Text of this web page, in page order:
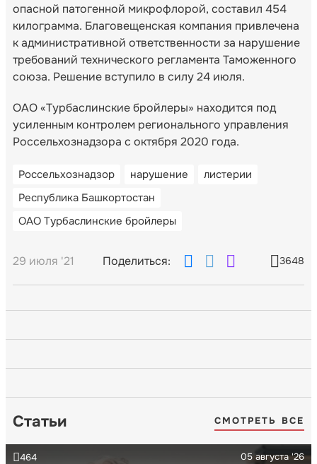
опасной патогенной микрофлорой, составил 454
килограмма. Благовещенская компания привлечена
к административной ответственности за нарушение
требований технического регламента Таможенного
союза. Решение вступило в силу 24 июля.
ОАО «Турбаслинские бройлеры» находится под
усиленным контролем регионального управления
Россельхознадзора с октября 2020 года.
Россельхознадзор нарушение
листерии
Республика Башкортостан
ОАО Турбаслинские бройлеры
29 июля '21 Поделиться: 3648
Статьи СМОТРЕТЬ ВСЕ
05 августа '26
464